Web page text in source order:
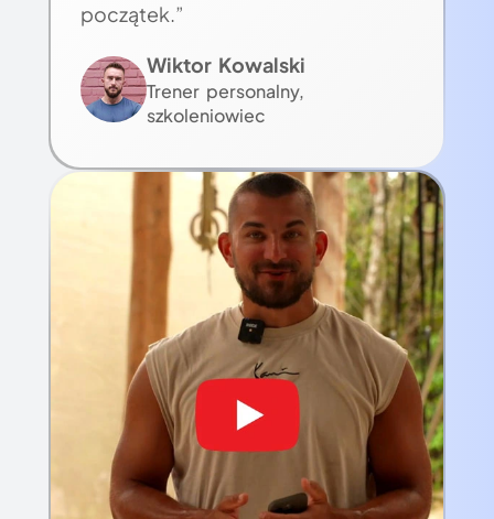
początek.”
Wiktor Kowalski
Trener personalny,
szkoleniowiec